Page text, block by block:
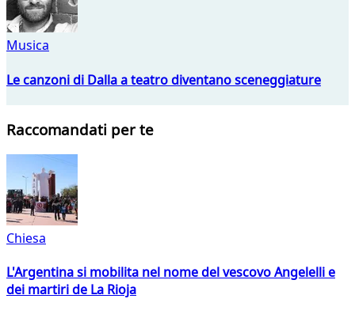
Musica
Le canzoni di Dalla a teatro diventano sceneggiature
Raccomandati per te
Chiesa
L'Argentina si mobilita nel nome del vescovo Angelelli e
dei martiri de La Rioja